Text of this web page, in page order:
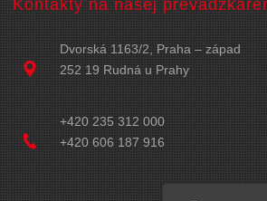
Kontakty na našej
Dvorská 1163/2, Praha – západ
252 19 Rudná u Prahy
+420 235 312 000
+420 606 187 916